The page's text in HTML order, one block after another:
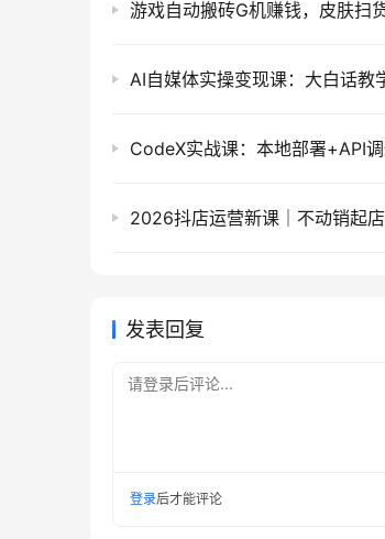
发表回复
请登录后评论...
登录后才能评论